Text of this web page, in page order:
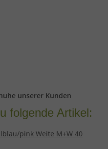
unserer Kunden
folgende Artikel: